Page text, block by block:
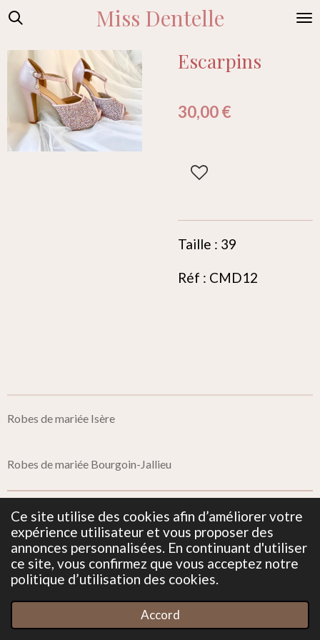
Ce site utilise des cookies afin d’améliorer votre
expérience utilisateur et vous proposer des
annonces personnalisées. En continuant d'utiliser
ce site, vous confirmez que vous acceptez notre
politique d’utilisation des cookies.
Accord
Passer
contenu
principal
Miss Dentelle
Escarpins
30,00 €
Taille : 39
Réf : CMD12
Robes de mariée Isère
Robes de mariée Bourgoin-Jallieu
Mentions Légales
Politique de confidentialité
© 2019 - 2026 Miss Dentelle